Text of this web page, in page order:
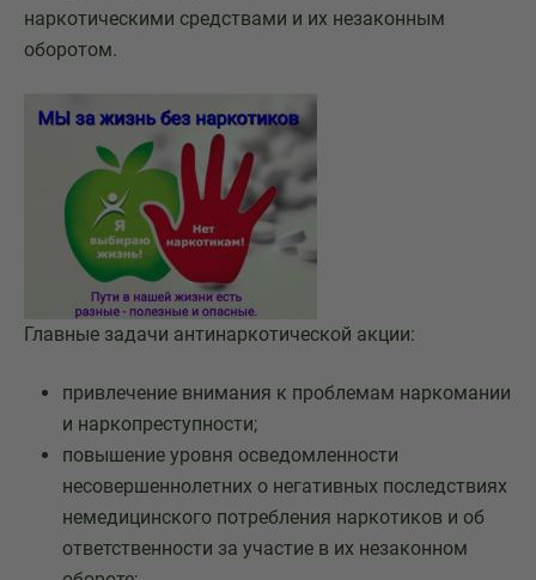
наркотическими средствами и их незаконным
оборотом.
Главные задачи антинаркотической акции:
привлечение внимания к проблемам наркомании
и наркопреступности;
повышение уровня осведомленности
несовершеннолетних о негативных последствиях
немедицинского потребления наркотиков и об
ответственности за участие в их незаконном